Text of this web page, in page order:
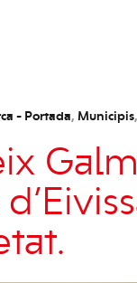
- Portada, Municipis,